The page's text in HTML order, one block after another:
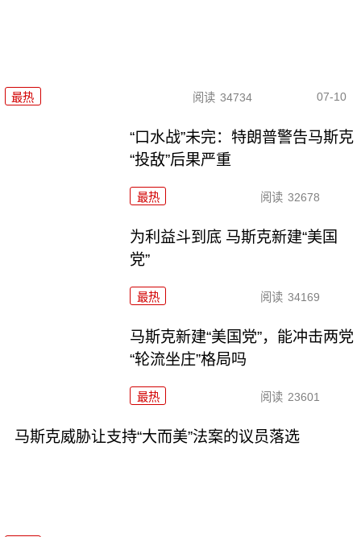
最热 阅读 34734 07-10
“口水战”未完：特朗普警告马斯克
“投敌”后果严重
最热 阅读 32678
为利益斗到底 马斯克新建“美国
党”
最热 阅读 34169
马斯克新建“美国党”，能冲击两党
“轮流坐庄”格局吗
最热 阅读 23601
马斯克威胁让支持“大而美”法案的议员落选